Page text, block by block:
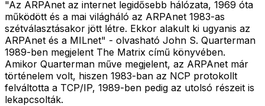
"Az ARPAnet az internet legidősebb hálózata, 1969 óta
működött és a mai világháló az ARPAnet 1983-as
szétválasztásakor jött létre. Ekkor alakult ki ugyanis az
ARPAnet és a MILnet" - olvasható John S. Quarterman
1989-ben megjelent The Matrix című könyvében.
Amikor Quarterman műve megjelent, az ARPAnet már
történelem volt, hiszen 1983-ban az NCP protokollt
felváltotta a TCP/IP, 1989-ben pedig az utolsó részeit is
lekapcsolták.